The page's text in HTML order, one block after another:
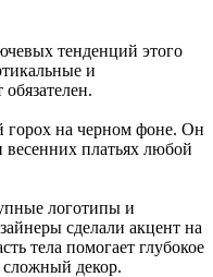
тенденций этого
и
горох на черном фоне. Он
весенних платьях любой
логотипы и
сделали акцент на
тела помогает глубокое
сложный декор.